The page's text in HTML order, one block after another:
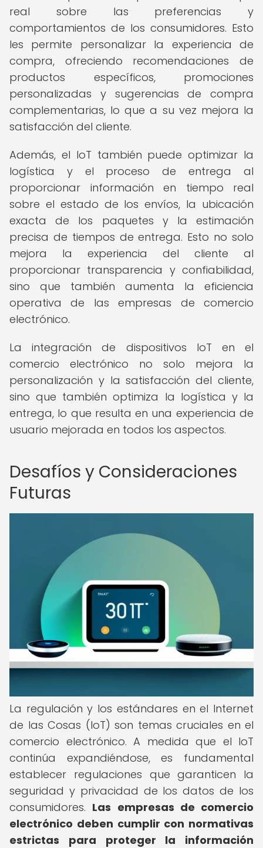
real sobre las preferencias y
comportamientos de los consumidores. Esto
les permite personalizar la experiencia de
compra, ofreciendo recomendaciones de
productos específicos, promociones
personalizadas y sugerencias de compra
complementarias, lo que a su vez mejora la
satisfacción del cliente.
Además, el IoT también puede optimizar la
logística y el proceso de entrega al
proporcionar información en tiempo real
sobre el estado de los envíos, la ubicación
exacta de los paquetes y la estimación
precisa de tiempos de entrega. Esto no solo
mejora la experiencia del cliente al
proporcionar transparencia y confiabilidad,
sino que también aumenta la eficiencia
operativa de las empresas de comercio
electrónico.
La integración de dispositivos IoT en el
comercio electrónico no solo mejora la
personalización y la satisfacción del cliente,
sino que también optimiza la logística y la
entrega, lo que resulta en una experiencia de
usuario mejorada en todos los aspectos.
Desafíos y Consideraciones
Futuras
La regulación y los estándares en el Internet
de las Cosas (IoT) son temas cruciales en el
comercio electrónico. A medida que el IoT
continúa expandiéndose, es fundamental
establecer regulaciones que garanticen la
seguridad y privacidad de los datos de los
consumidores. Las empresas de comercio
electrónico deben cumplir con normativas
estrictas para proteger la información